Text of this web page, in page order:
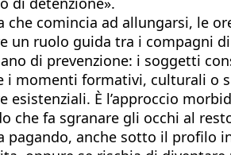
comincia ad allungarsi, le
un ruolo guida tra i
di prevenzione: i soggetti
momenti formativi, culturali o
È l’approccio
fa sgranare gli occhi al
anche sotto il profilo